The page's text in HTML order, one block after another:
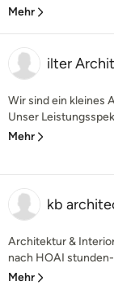
Mehr
ilter
Wir sind ein kleines
Unser
Mehr
kb
Architektur &
nach HOAI
Mehr